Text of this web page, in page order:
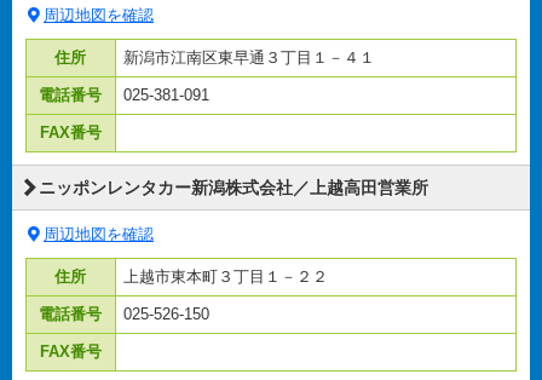
周辺地図を確認
住所 新潟市江南区東早通３丁目１－４１
電話番号 025-381-091
FAX番号
ニッポンレンタカー新潟株式会社／上越高田営業所
周辺地図を確認
住所 上越市東本町３丁目１－２２
電話番号 025-526-150
FAX番号